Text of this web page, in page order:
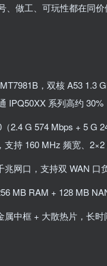
、做工、可玩性都在同
，双核 A53 1.3
IPQ50XX 系列高约 30%
2.4 G 574 Mbps + 5 G
支持 160 MHz 频宽、
兆网口，支持双 WAN 口
MB RAM + 128 MB
属中框 + 大散热片，长